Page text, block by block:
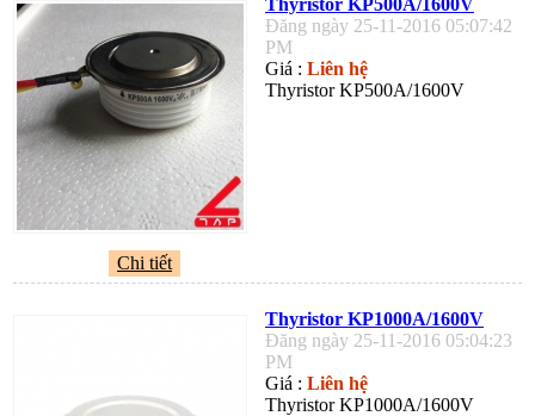
Thyristor KP500A/1600V
Đăng ngày 25-11-2016 05:07:42
PM
Giá : Liên hệ
Thyristor KP500A/1600V
Chi tiết
Thyristor KP1000A/1600V
Đăng ngày 25-11-2016 05:04:23
PM
Giá : Liên hệ
Thyristor KP1000A/1600V